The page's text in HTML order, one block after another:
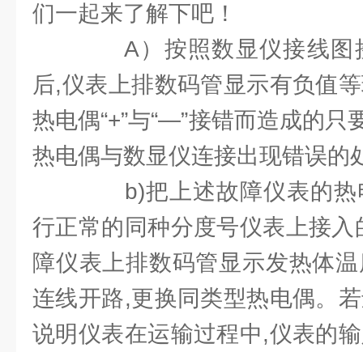
们一起来了解下吧！
A）按照数显仪接线图
后,仪表上排数码管显示有负值
热电偶“+”与“—”接错而造成的只
热电偶与数显仪连接出现错误的
b)把上述故障仪表的热
行正常的同种分度号仪表上接
障仪表上排数码管显示发热体
连线开路,更换同类型热电偶。
说明仪表在运输过程中,仪表的